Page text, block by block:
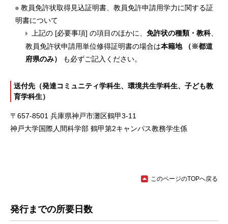
教員免許状取得見込証明書、教員免許申請用学力に関する証
明書について
上記の [必要事項] の項目のほかに、 免許状の種類・教科、
教員免許状申請用単位修得証明書の場合は本籍地 （※都道
府県のみ）
も必ずご記入ください。
送付先（発達コミュニティ学科生、環境共生学科生、子ども教
育学科生）
〒657-8501 兵庫県神戸市灘区鶴甲3-11
神戸大学国際人間科学部 鶴甲第2キャンパス教務学生係
このページのTOPへ戻る
発行までの所要日数